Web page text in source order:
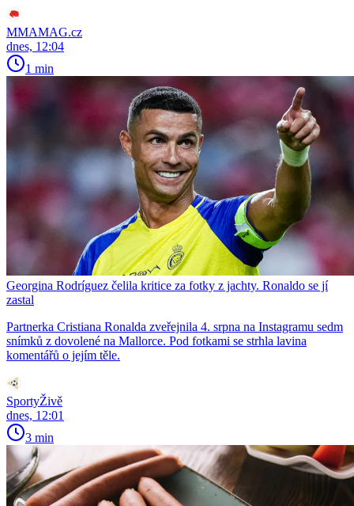
MMAMAG.cz
dnes, 12:04
1 min
Georgina Rodríguez čelila kritice za fotky z jachty. Ronaldo se jí
zastal
Partnerka Cristiana Ronalda zveřejnila 4. srpna na Instagramu sedm
snímků z dovolené na Mallorce. Pod fotkami se strhla lavina
komentářů o jejím těle.
SportyŽivě
dnes, 12:01
3 min